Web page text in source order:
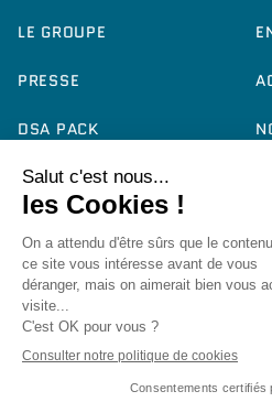
LE GROUPE
PRESSE
DSA PACK
CONTACT
© Nutrisens 2026 -Mentions
Confidentialité-